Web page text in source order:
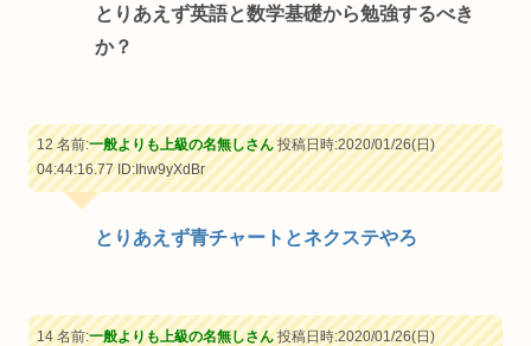
とりあえず英語と数学基礎から勉強するべき
か？
12 名前:一般よりも上級の名無しさん投稿日時:2020/01/26(日)
04:44:16.77ID:Ihw9yXdBr
とりあえず青チャートとネクステやろ
14 名前:一般よりも上級の名無しさん投稿日時:2020/01/26(日)